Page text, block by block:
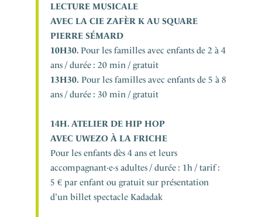
LECTURE MUSICALE
AVEC LA CIE ZAFÈR K AU SQUARE
PIERRE SÉMARD
10H30. Pour les familles avec enfants de 2 à 4
ans / durée : 20 min / gratuit
13H30. Pour les familles avec enfants de 5 à 8
ans / durée : 30 min / gratuit
14H. ATELIER DE HIP HOP
AVEC UWEZO À LA FRICHE
Pour les enfants dès 4 ans et leurs
accompagnant·e·s adultes / durée : 1h / tarif :
5 € par enfant ou gratuit sur présentation
d’un billet spectacle Kadadak